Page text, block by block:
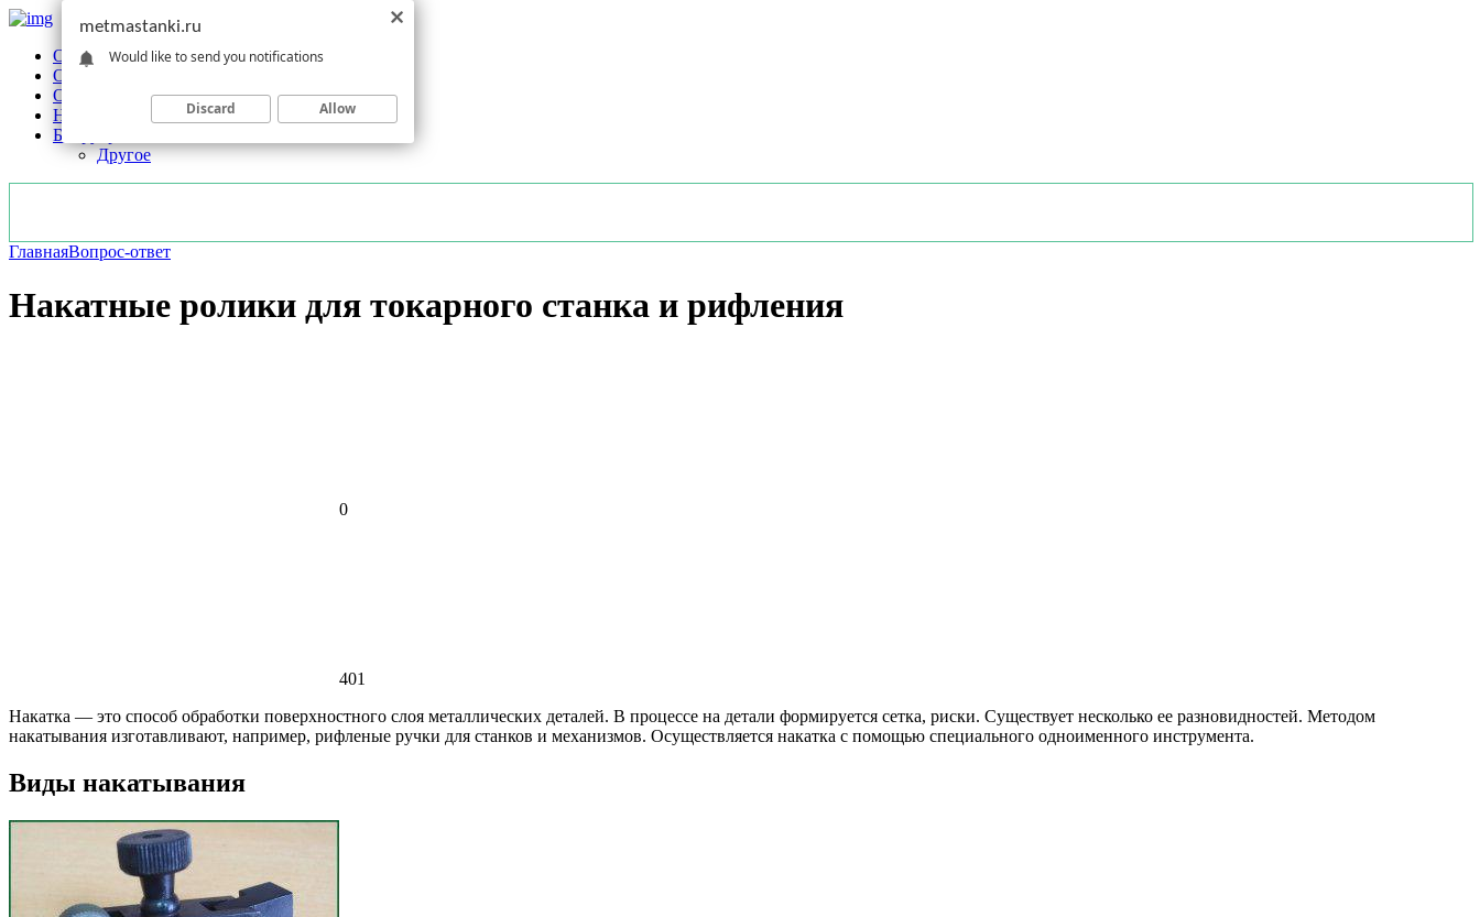
Обзоры станков
Оборудование
Обработка
Новости отрасли
Без рубрики
Другое
ГлавнаяВопрос-ответ
Накатные ролики для токарного станка и рифления
0
401
Накатка — это способ обработки поверхностного слоя металлических деталей. В процессе на детали формируется сетка, риски. Существует несколько ее разновидностей. Методом
накатывания изготавливают, например, рифленые ручки для станков и механизмов. Осуществляется накатка с помощью специального одноименного инструмента.
Виды накатывания
metmastanki.ru
Would like to send you notifications
Discard Allow